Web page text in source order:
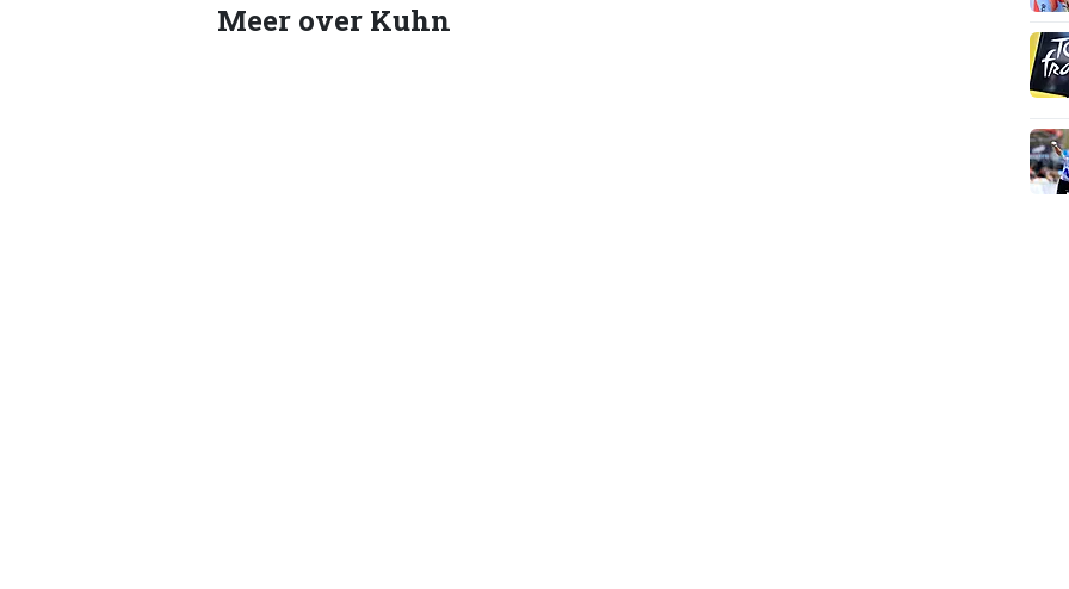
Meer over Kuhn